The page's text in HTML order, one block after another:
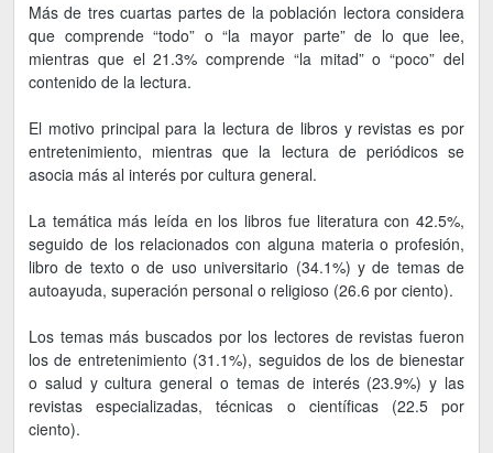
Más de tres cuartas partes de la población lectora considera
que comprende “todo” o “la mayor parte” de lo que lee,
mientras que el 21.3% comprende “la mitad” o “poco” del
contenido de la lectura.
El motivo principal para la lectura de libros y revistas es por
entretenimiento, mientras que la lectura de periódicos se
asocia más al interés por cultura general.
La temática más leída en los libros fue literatura con 42.5%,
seguido de los relacionados con alguna materia o profesión,
libro de texto o de uso universitario (34.1%) y de temas de
autoayuda, superación personal o religioso (26.6 por ciento).
Los temas más buscados por los lectores de revistas fueron
los de entretenimiento (31.1%), seguidos de los de bienestar
o salud y cultura general o temas de interés (23.9%) y las
revistas especializadas, técnicas o científicas (22.5 por
ciento).